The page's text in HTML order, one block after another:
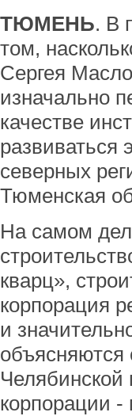
ТЮМЕНЬ. В
том,
Сергея
изначально
качестве
развиваться
северных
Тюменская
На самом
кварц»,
корпорация
и
объясняются
корпорации -